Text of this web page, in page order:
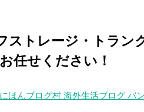
ストレージ・トラン
任せください！